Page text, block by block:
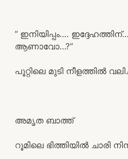
” ഇനിയിപ്പം….
ആണാവോ…?”
പൂറ്റിലെ മുടി നീളത്തിൽ
അമൃത ബാത്ത്
റൂമിലെ ഭിത്തിയിൽ ചാരി